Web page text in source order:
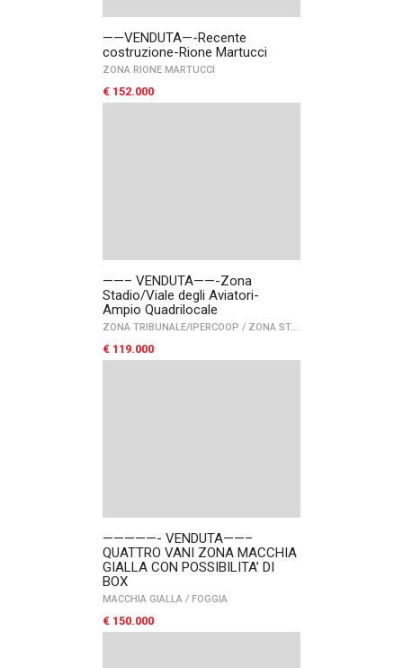
——VENDUTA—-Recente
costruzione-Rione Martucci
ZONA RIONE MARTUCCI
€ 152.000
——– VENDUTA——-Zona
Stadio/Viale degli Aviatori-
Ampio Quadrilocale
ZONA TRIBUNALE/IPERCOOP / ZONA STADIO
€ 119.000
—————- VENDUTA——–
QUATTRO VANI ZONA MACCHIA
GIALLA CON POSSIBILITA’ DI
BOX
MACCHIA GIALLA / FOGGIA
€ 150.000